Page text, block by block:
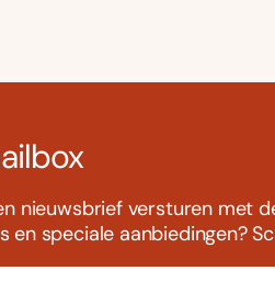
nieuwsbrief versturen met
en speciale aanbiedingen?